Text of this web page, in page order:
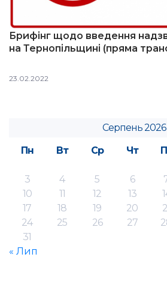
Брифінг щодо введення
на Тернопільщині (пряма
23.02.2022
Серпень 2026
Пн
Вт Ср Чт
3
4 5 6
10
11 12 13
17
18 19 20
24
25 26 27
31
« Лип